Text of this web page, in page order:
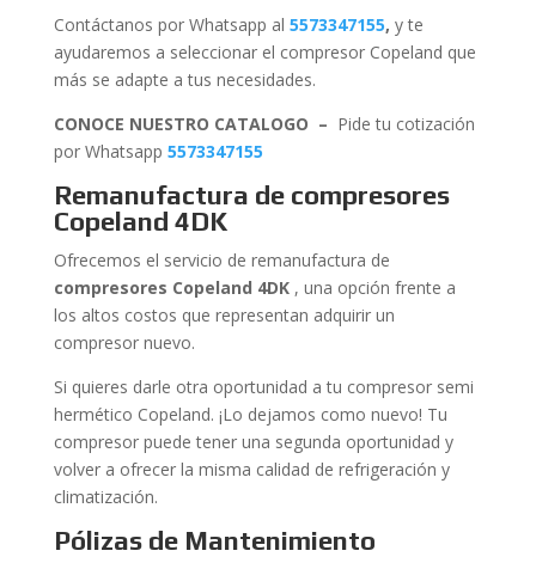
Contáctanos por Whatsapp al 5573347155, y te
ayudaremos a seleccionar el compresor Copeland que
más se adapte a tus necesidades.
CONOCE NUESTRO CATALOGO – Pide tu cotización
por Whatsapp 5573347155
Remanufactura de compresores
Copeland 4DK
Ofrecemos el servicio de remanufactura de
compresores Copeland 4DK , una opción frente a
los altos costos que representan adquirir un
compresor nuevo.
Si quieres darle otra oportunidad a tu compresor semi
hermético Copeland. ¡Lo dejamos como nuevo! Tu
compresor puede tener una segunda oportunidad y
volver a ofrecer la misma calidad de refrigeración y
climatización.
Pólizas de Mantenimiento